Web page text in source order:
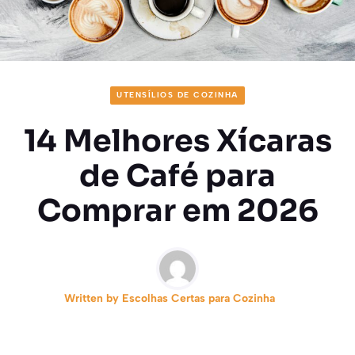
UTENSÍLIOS DE COZINHA
14 Melhores Xícaras
de Café para
Comprar em 2026
Written by Escolhas Certas para Cozinha